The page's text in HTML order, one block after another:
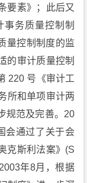
要素》；此后又
务质量控制制
量控制制度的监
的审计质量控制
220 号《审计工
所和单项审计两
规范及完善。20
会通过了关于会
克斯利法案》(S
年8月，根据